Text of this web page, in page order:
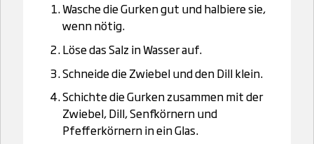
Wasche die Gurken gut und halbiere sie,
wenn nötig.
Löse das Salz in Wasser auf.
Schneide die Zwiebel und den Dill klein.
Schichte die Gurken zusammen mit der
Zwiebel, Dill, Senfkörnern und
Pfefferkörnern in ein Glas.